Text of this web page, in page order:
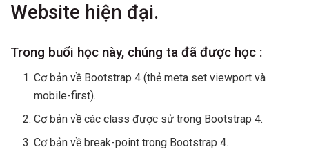
Website hiện đại.
Trong buổi học này, chúng ta đã được học :
Cơ bản về Bootstrap 4 (thẻ meta set viewport và
mobile-first).
Cơ bản về các class được sử trong Bootstrap 4.
Cơ bản về break-point trong Bootstrap 4.